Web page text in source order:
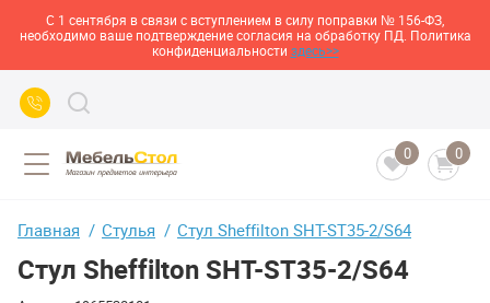
С 1 сентября в связи с вступлением в силу поправки № 156-ФЗ,
необходимо ваше подтверждение согласия на обработку ПД. Политика
конфиденциальности здесь>>
0 0
Главная Стулья Стул Sheffilton SHT-ST35-2/S64
Стул Sheffilton SHT-ST35-2/S64